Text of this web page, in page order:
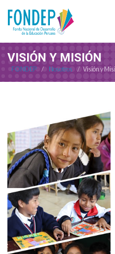
VISIÓN Y MISIÓN
FONDEP / Nosotros / Visión y